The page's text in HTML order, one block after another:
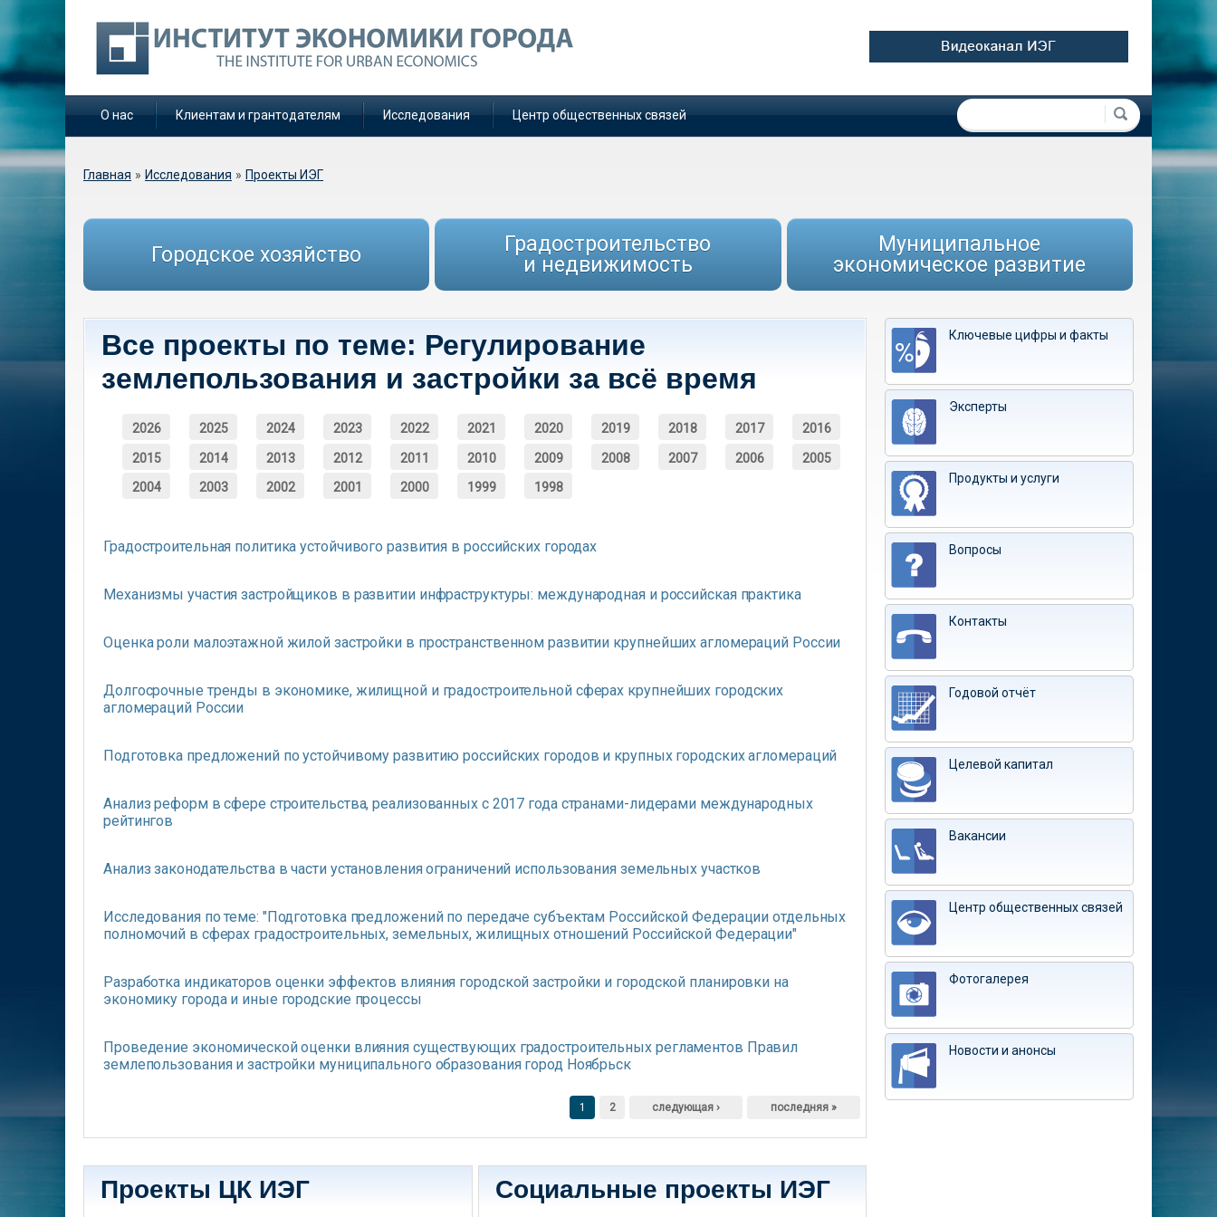
О нас Клиентам и грантодателям Исследования Центр общественных связей Форма поиска
Поиск
Вы здесь
Главная » Исследования » Проекты ИЭГ
Городское хозяйство
Градостроительство
и недвижимость
Муниципальное
экономическое развитие
Все проекты по теме: Регулирование
землепользования и застройки за всё время
2026 2025 2024 2023 2022 2021 2020 2019 2018 2017 2016
2015 2014 2013 2012 2011 2010 2009 2008 2007 2006 2005
2004 2003 2002 2001 2000 1999 1998
Градостроительная политика устойчивого развития в российских городах
Механизмы участия застройщиков в развитии инфраструктуры: международная и российская практика
Оценка роли малоэтажной жилой застройки в пространственном развитии крупнейших агломераций России
Долгосрочные тренды в экономике, жилищной и градостроительной сферах крупнейших городских
агломераций России
Подготовка предложений по устойчивому развитию российских городов и крупных городских агломераций
Анализ реформ в сфере строительства, реализованных с 2017 года странами-лидерами международных
рейтингов
Анализ законодательства в части установления ограничений использования земельных участков
Исследования по теме: "Подготовка предложений по передаче субъектам Российской Федерации отдельных
полномочий в сферах градостроительных, земельных, жилищных отношений Российской Федерации"
Разработка индикаторов оценки эффектов влияния городской застройки и городской планировки на
экономику города и иные городские процессы
Проведение экономической оценки влияния существующих градостроительных регламентов Правил
землепользования и застройки муниципального образования город Ноябрьск
1 2 следующая › последняя »
Проекты ЦК ИЭГ Социальные проекты ИЭГ
Ключевые цифры и факты
Эксперты
Продукты и услуги
Вопросы
Контакты
Годовой отчёт
Целевой капитал
Вакансии
Центр общественных связей
Фотогалерея
Новости и анонсы